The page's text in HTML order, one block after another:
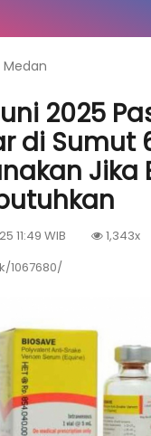
Medan
2025
di Sumut
Jika
11:49 WIB
1,343x
1067680/